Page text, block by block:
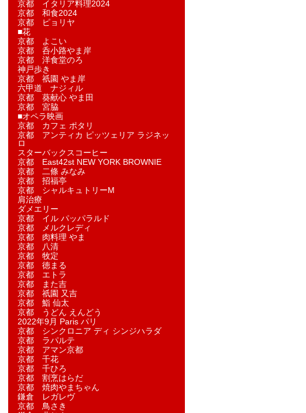
京都 イタリア料理2024
京都 和食2024
京都 ピョリヤ
■花
京都 よこい
京都 呑小路やま岸
京都 洋食堂のろ
神戸歩き
京都 祇園 やま岸
六甲道 ナジィル
京都 葵献心 やま田
京都 宮脇
■オペラ映画
京都 カフェ ポタリ
京都 アンティカ ピッツェリア ラジネッ
ロ
スターバックスコーヒー
京都 East42st NEW YORK BROWNIE
京都 二條 みなみ
京都 招福亭
京都 シャルキュトリーM
肩治療
ダメエリー
京都 イル パッパラルド
京都 メルクレディ
京都 肉料理 やま
京都 八清
京都 牧定
京都 徳まる
京都 エトラ
京都 また吉
京都 祇園 又吉
京都 鮨 仙太
京都 うどん えんどう
2022年9月 Paris パリ
京都 シンクロニア ディ シンジハラダ
京都 ラパルテ
京都 アマン京都
京都 千花
京都 千ひろ
京都 割烹はらだ
京都 焼肉やまちゃん
鎌倉 レガレヴ
京都 鳥さき